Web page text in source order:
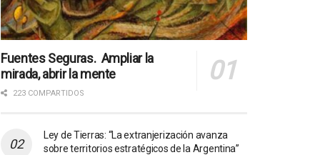
Fuentes Seguras. Ampliar la
mirada, abrir la mente
223 COMPARTIDOS
Ley de Tierras: “La extranjerización avanza
sobre territorios estratégicos de la Argentina”